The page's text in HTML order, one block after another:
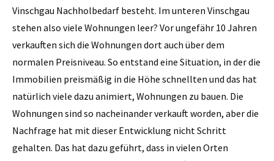
Vinschgau Nachholbedarf besteht. Im unteren Vinschgau
stehen also viele Wohnungen leer? Vor ungefähr 10 Jahren
verkauften sich die Wohnungen dort auch über dem
normalen Preisniveau. So entstand eine Situation, in der die
Immobilien preismäßig in die Höhe schnellten und das hat
natürlich viele dazu animiert, Wohnungen zu bauen. Die
Wohnungen sind so nacheinander verkauft worden, aber die
Nachfrage hat mit dieser Entwicklung nicht Schritt
gehalten. Das hat dazu geführt, dass in vielen Orten